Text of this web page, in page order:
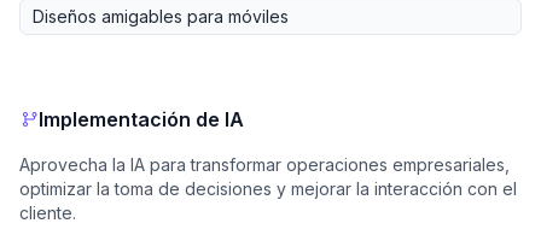
Diseños amigables para móviles
Implementación de IA
Aprovecha la IA para transformar operaciones empresariales,
optimizar la toma de decisiones y mejorar la interacción con el
cliente.